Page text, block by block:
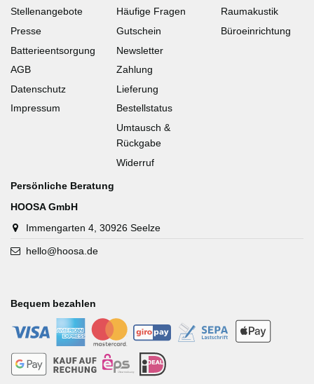
Stellenangebote
Presse
Batterieentsorgung
AGB
Datenschutz
Impressum
Häufige Fragen
Gutschein
Newsletter
Zahlung
Lieferung
Bestellstatus
Umtausch &
Rückgabe
Widerruf
Raumakustik
Büroeinrichtung
Persönliche Beratung
HOOSA GmbH
Immengarten 4, 30926 Seelze
hello@hoosa.de
Bequem bezahlen
-
- - - -
- - - -